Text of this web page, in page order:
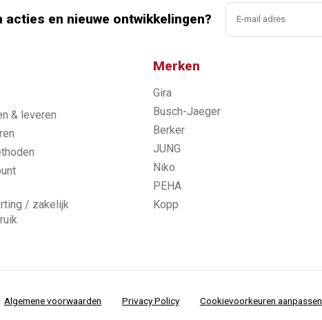
acties en nieuwe ontwikkelingen?
& leveren
/ zakelijk
Merken
Gira
Busch-Jaeger
Berker
JUNG
Niko
PEHA
Kopp
Algemene voorwaarden Privacy Policy Cookievoorkeuren aanpassen